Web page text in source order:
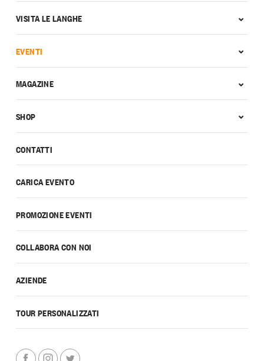
CONTATTI
CARICA EVENTO
PROMOZIONE EVENTI
COLLABORA CON NOI
AZIENDE
TOUR PERSONALIZZATI
VISITA LE LANGHE
EVENTI
MAGAZINE
SHOP